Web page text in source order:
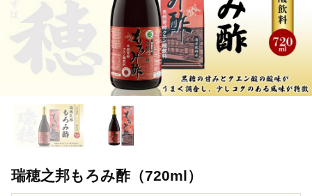
瑞穂之邦もろみ酢（720ml）